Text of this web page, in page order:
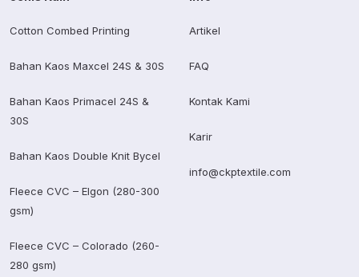
Cotton Combed Printing
Bahan Kaos Maxcel 24S & 30S
Bahan Kaos Primacel 24S &
30S
Bahan Kaos Double Knit Bycel
Fleece CVC – Elgon (280-300
gsm)
Fleece CVC – Colorado (260-
280 gsm)
Artikel
FAQ
Kontak Kami
Karir
info@ckptextile.com